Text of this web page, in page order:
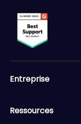
Entreprise
Ressources